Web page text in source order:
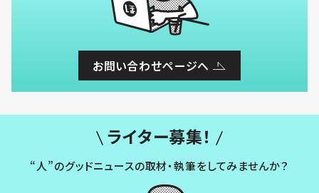
お問い合わせページへ
ライター募集！
“人”のグッドニュースの取材・執筆をしてみませんか？